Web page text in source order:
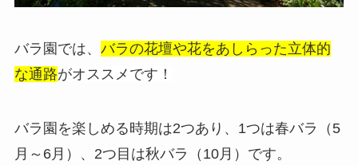
バラ園では、 バラの花壇や花をあしらった立体的
な通路がオススメです！
バラ園を楽しめる時期は2つあり、1つは春バラ（5
月～6月）、2つ目は秋バラ（10月）です。